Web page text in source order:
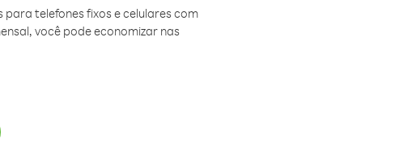
telefones fixos e celulares com
você pode economizar nas